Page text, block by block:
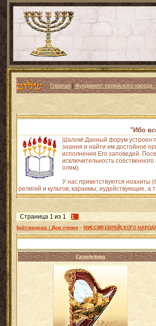
Главная|Фундамент еврейского
"Ибо
Шалом! Данный форум устроен
знания и найти им достойное
исполнения Его заповедей.
исключительность
олям).
У нас приветствуются ноахиты
религий и культов; караимы; иудействующие,
Страница 1 из 1 1
Бейт-мидраш / Дом учения » МИССИЯ ЕВРЕЙСКОГО
Галилеянка